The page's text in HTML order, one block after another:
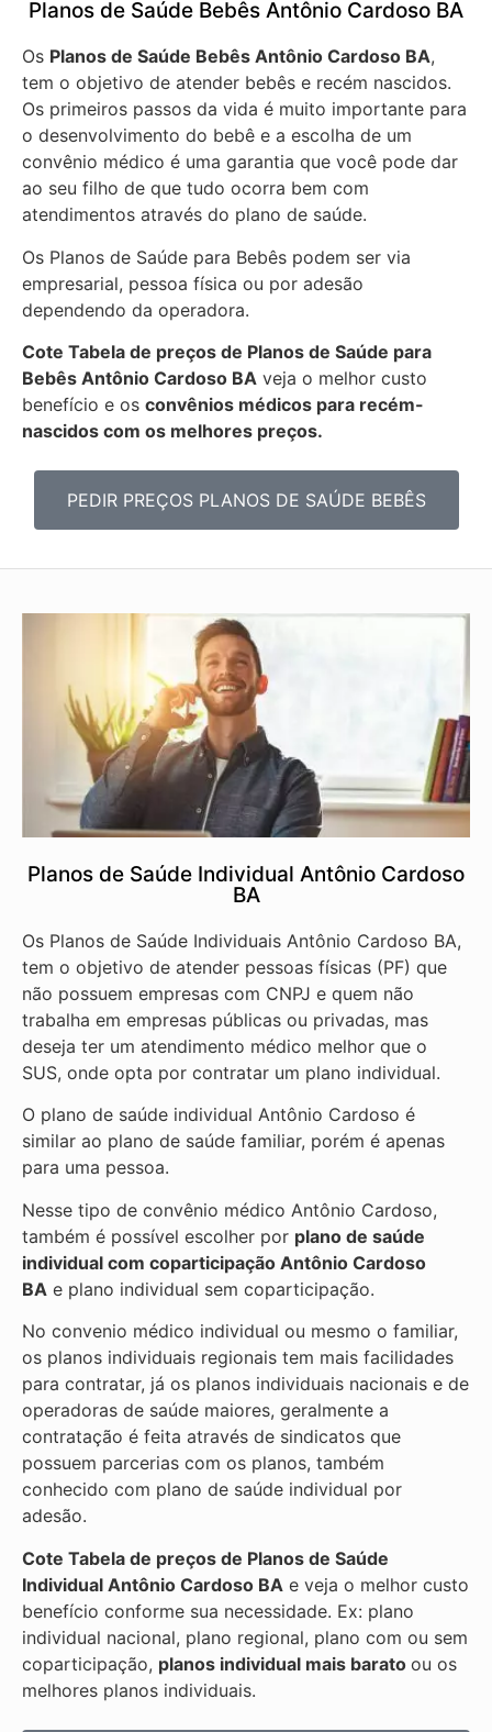
Planos de Saúde Bebês Antônio Cardoso BA
Os Planos de Saúde Bebês Antônio Cardoso BA,
tem o objetivo de atender bebês e recém nascidos.
Os primeiros passos da vida é muito importante para
o desenvolvimento do bebê e a escolha de um
convênio médico é uma garantia que você pode dar
ao seu filho de que tudo ocorra bem com
atendimentos através do plano de saúde.
Os Planos de Saúde para Bebês podem ser via
empresarial, pessoa física ou por adesão
dependendo da operadora.
Cote Tabela de preços de Planos de Saúde para
Bebês Antônio Cardoso BA veja o melhor custo
benefício e os convênios médicos para recém-
nascidos com os melhores preços.
PEDIR PREÇOS PLANOS DE SAÚDE BEBÊS
Planos de Saúde Individual Antônio Cardoso
BA
Os Planos de Saúde Individuais Antônio Cardoso BA,
tem o objetivo de atender pessoas físicas (PF) que
não possuem empresas com CNPJ e quem não
trabalha em empresas públicas ou privadas, mas
deseja ter um atendimento médico melhor que o
SUS, onde opta por contratar um plano individual.
O plano de saúde individual Antônio Cardoso é
similar ao plano de saúde familiar, porém é apenas
para uma pessoa.
Nesse tipo de convênio médico Antônio Cardoso,
também é possível escolher por plano de saúde
individual com coparticipação Antônio Cardoso
BA e plano individual sem coparticipação.
No convenio médico individual ou mesmo o familiar,
os planos individuais regionais tem mais facilidades
para contratar, já os planos individuais nacionais e de
operadoras de saúde maiores, geralmente a
contratação é feita através de sindicatos que
possuem parcerias com os planos, também
conhecido com plano de saúde individual por
adesão.
Cote Tabela de preços de Planos de Saúde
Individual Antônio Cardoso BA e veja o melhor custo
benefício conforme sua necessidade. Ex: plano
individual nacional, plano regional, plano com ou sem
coparticipação, planos individual mais barato ou os
melhores planos individuais.